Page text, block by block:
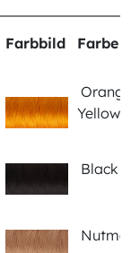
Farbbild Farbe
Orange
Yellow
Black